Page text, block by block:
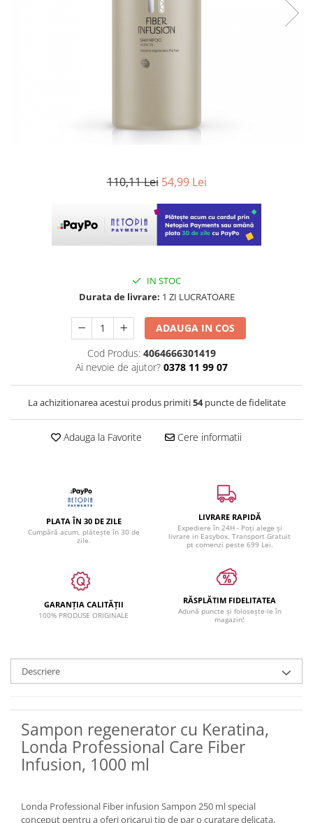
110,11 Lei 54,99 Lei
IN STOC
Durata de livrare: 1 ZI LUCRATOARE
ADAUGA IN COS
Cod Produs: 4064666301419
Ai nevoie de ajutor? 0378 11 99 07
La achizitionarea acestui produs primiti54puncte de fidelitate
Adauga la Favorite Cere informatii
PLATA ÎN 30 DE ZILE
Cumpără acum, plătește în 30 de
zile.
LIVRARE RAPIDĂ
Expediere în 24H - Poți alege și
livrare in Easybox. Transport Gratuit
pt comenzi peste 699 Lei.
GARANȚIA CALITĂȚII
100% PRODUSE ORIGINALE
RĂSPLĂTIM FIDELITATEA
Adună puncte și folosește-le în
magazin!
Descriere
Sampon regenerator cu Keratina,
Londa Professional Care Fiber
Infusion, 1000 ml
Londa Professional Fiber infusion Sampon 250 ml special
conceput pentru a oferi oricarui tip de par o curatare delicata,